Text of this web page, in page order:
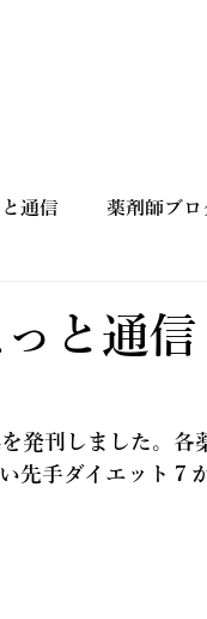
通信 薬剤師ブロ
方
と通
を発刊しました。各
先手ダイエット７